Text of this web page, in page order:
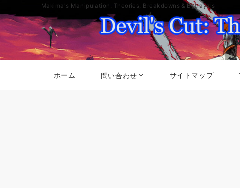
Makima's Manipulation: Theories, Breakdowns & Betrayals
ホーム 問い合わせ サイトマップ